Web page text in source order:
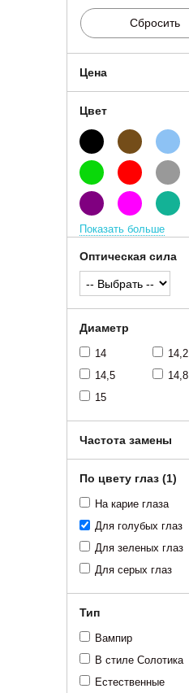
Сбросить
Цена
Цвет
Показать больше
Оптическая сила
Диаметр
14
14,2
14,5
14,8
15
Частота замены
По цвету глаз (1)
На карие глаза
Для голубых глаз
Для зеленых глаз
Для серых глаз
Тип
Вампир
В стиле Солотика
Естественные